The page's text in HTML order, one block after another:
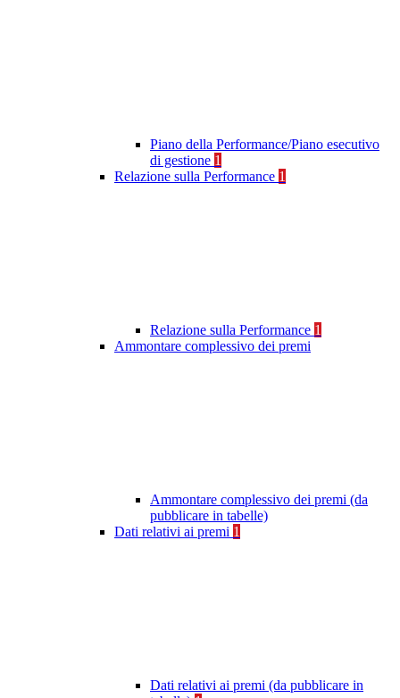
Piano della Performance/Piano esecutivo
di gestione 1
Relazione sulla Performance 1
Relazione sulla Performance 1
Ammontare complessivo dei premi
Ammontare complessivo dei premi (da
pubblicare in tabelle)
Dati relativi ai premi 1
Dati relativi ai premi (da pubblicare in